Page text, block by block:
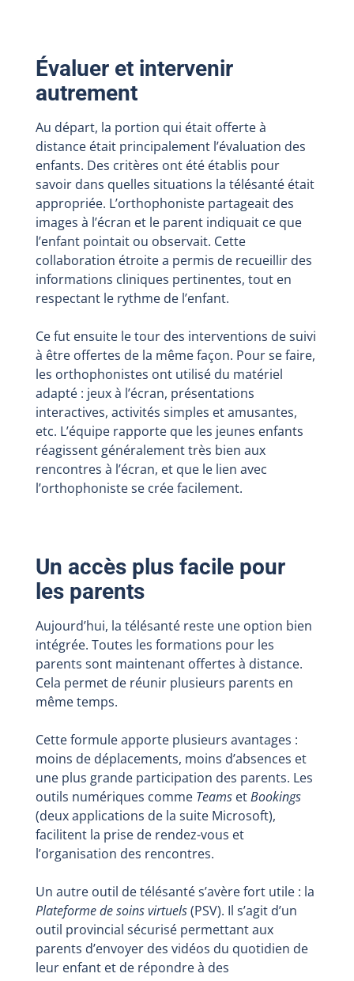
Évaluer et intervenir
autrement
Au départ, la portion qui était offerte à
distance était principalement l’évaluation des
enfants. Des critères ont été établis pour
savoir dans quelles situations la télésanté était
appropriée. L’orthophoniste partageait des
images à l’écran et le parent indiquait ce que
l’enfant pointait ou observait. Cette
collaboration étroite a permis de recueillir des
informations cliniques pertinentes, tout en
respectant le rythme de l’enfant.
Ce fut ensuite le tour des interventions de suivi
à être offertes de la même façon. Pour se faire,
les orthophonistes ont utilisé du matériel
adapté : jeux à l’écran, présentations
interactives, activités simples et amusantes,
etc. L’équipe rapporte que les jeunes enfants
réagissent généralement très bien aux
rencontres à l’écran, et que le lien avec
l’orthophoniste se crée facilement.
Un accès plus facile pour
les parents
Aujourd’hui, la télésanté reste une option bien
intégrée. Toutes les formations pour les
parents sont maintenant offertes à distance.
Cela permet de réunir plusieurs parents en
même temps.
Cette formule apporte plusieurs avantages :
moins de déplacements, moins d’absences et
une plus grande participation des parents. Les
outils numériques comme TeamsetBookings
(deux applications de la suite Microsoft),
facilitent la prise de rendez-vous et
l’organisation des rencontres.
Un autre outil de télésanté s’avère fort utile : la
Plateforme de soins virtuels(PSV). Il s’agit d’un
outil provincial sécurisé permettant aux
parents d’envoyer des vidéos du quotidien de
leur enfant et de répondre à des